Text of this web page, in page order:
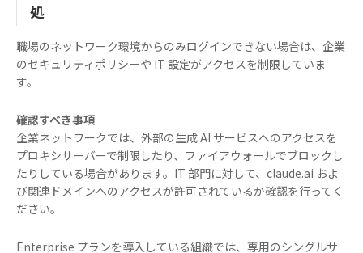
処
職場のネットワーク環境からのみログインできない場合は、企業
のセキュリティポリシーや IT 設定がアクセスを制限していま
す。
確認すべき事項
企業ネットワークでは、外部の生成 AI サービスへのアクセスを
プロキシサーバーで制限したり、ファイアウォールでブロックし
たりしている場合があります。IT 部門に対して、claude.ai およ
び関連ドメインへのアクセスが許可されているか確認を行ってく
ださい。
Enterprise プランを導入している組織では、専用のシングルサ